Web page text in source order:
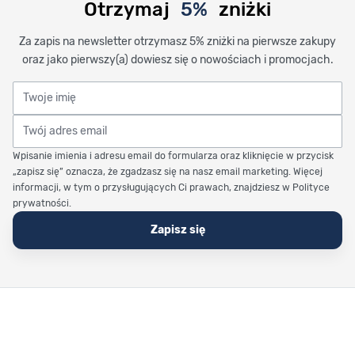
Otrzymaj 5% zniżki
Za zapis na newsletter otrzymasz 5% zniżki na pierwsze zakupy
oraz jako pierwszy(a) dowiesz się o nowościach i promocjach.
Twoje imię
Twój adres email
Wpisanie imienia i adresu email do formularza oraz kliknięcie w przycisk
„zapisz się” oznacza, że zgadzasz się na nasz email marketing. Więcej
informacji, w tym o przysługujących Ci prawach, znajdziesz w Polityce
prywatności.
Zapisz się